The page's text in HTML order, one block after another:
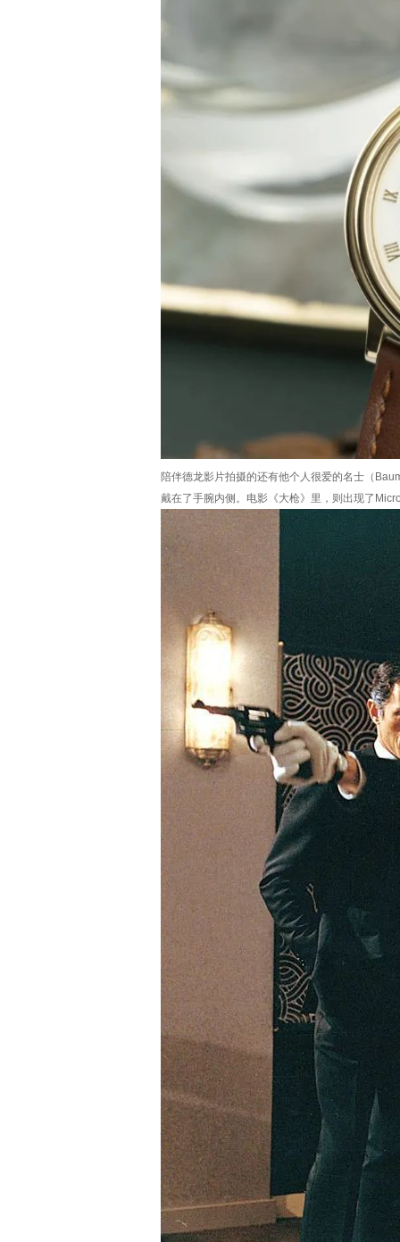
陪伴德龙影片拍摄的还有他个人很爱的名士（
戴在了手腕内侧。电影《大枪》里，则出现了